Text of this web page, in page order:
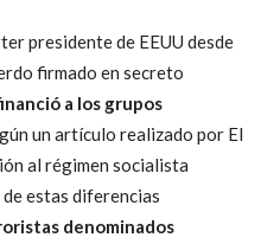
presidente de EEUU desde
firmado en secreto
a los grupos
un artículo realizado por El
al régimen socialista
estas diferencias
denominados